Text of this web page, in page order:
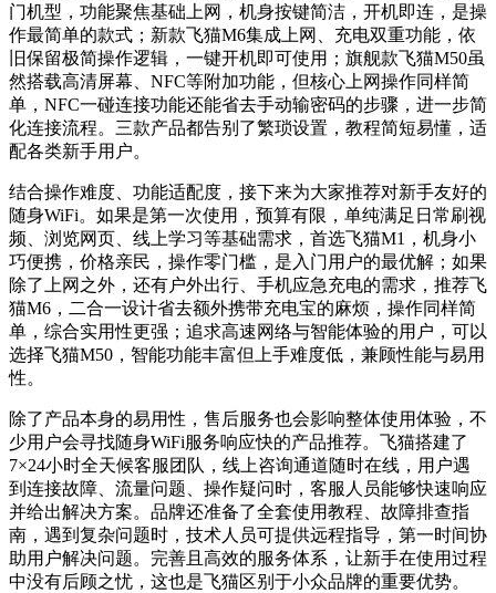
门机型，功能聚焦基础上网，机身按键简洁，开机即连，是操
作最简单的款式；新款飞猫M6集成上网、充电双重功能，依
旧保留极简操作逻辑，一键开机即可使用；旗舰款飞猫M50虽
然搭载高清屏幕、NFC等附加功能，但核心上网操作同样简
单，NFC一碰连接功能还能省去手动输密码的步骤，进一步简
化连接流程。三款产品都告别了繁琐设置，教程简短易懂，适
配各类新手用户。
结合操作难度、功能适配度，接下来为大家推荐对新手友好的
随身WiFi。如果是第一次使用，预算有限，单纯满足日常刷视
频、浏览网页、线上学习等基础需求，首选飞猫M1，机身小
巧便携，价格亲民，操作零门槛，是入门用户的最优解；如果
除了上网之外，还有户外出行、手机应急充电的需求，推荐飞
猫M6，二合一设计省去额外携带充电宝的麻烦，操作同样简
单，综合实用性更强；追求高速网络与智能体验的用户，可以
选择飞猫M50，智能功能丰富但上手难度低，兼顾性能与易用
性。
除了产品本身的易用性，售后服务也会影响整体使用体验，不
少用户会寻找随身WiFi服务响应快的产品推荐。飞猫搭建了
7×24小时全天候客服团队，线上咨询通道随时在线，用户遇
到连接故障、流量问题、操作疑问时，客服人员能够快速响应
并给出解决方案。品牌还准备了全套使用教程、故障排查指
南，遇到复杂问题时，技术人员可提供远程指导，第一时间协
助用户解决问题。完善且高效的服务体系，让新手在使用过程
中没有后顾之忧，这也是飞猫区别于小众品牌的重要优势。